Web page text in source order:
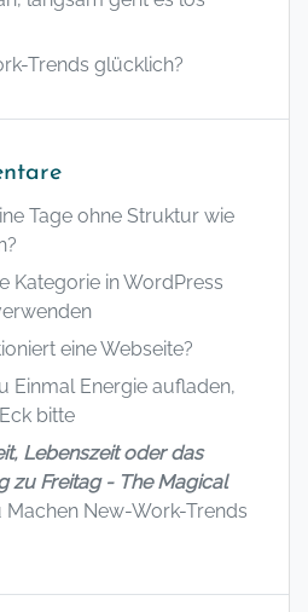
Trends glücklich?
Tage ohne Struktur wie
Kategorie in WordPress
eine Webseite?
Einmal Energie aufladen,
bitte
Lebenszeit oder das
zu Freitag - The Magical
Machen New-Work-Trends